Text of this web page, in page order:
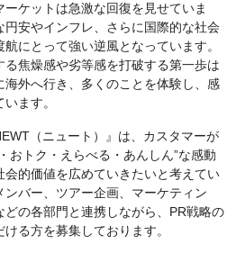
ケットは急激な回復を見せていま
安やインフレ、さらに国際的な社会
にとって強い逆風となっています。
焦燥感や劣等感を打破する第一歩は
外へ行き、多くのことを体験し、感
ます。
（ニュート）』は、カスタマーが
おトク・えらべる・あんしん”な感動
的価値を広めていきたいと考えてい
ンバー、ツアー企画、マーケティン
の各部門と連携しながら、PR戦略の
る方を募集しております。